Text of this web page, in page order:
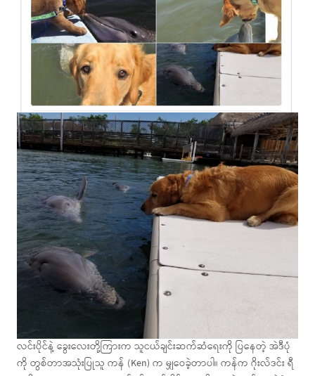
လင်းပိုင်နဲ့ ခွေးလေးတို့ကြားက သူငယ်ချင်းဆက်ဆံရေးကို ပြနေတဲ့ အဲဒီပုံ
ကို တွစ်တာအသုံးပြုသူ ကန် (Ken) က မျှဝေခဲ့တာပါ။ ကန်က ဂိုးလ်ဒင်း ရီ